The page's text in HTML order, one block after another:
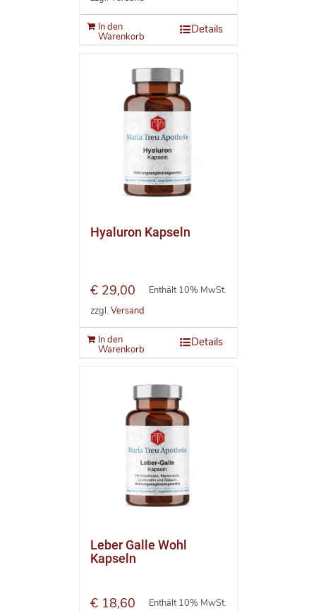
In den
Warenkorb
Details
Hyaluron Kapseln
€29,00
Enthält 10% MwSt.
zzgl. Versand
In den
Warenkorb
Details
Leber Galle Wohl
Kapseln
€18,60
Enthält 10% MwSt.